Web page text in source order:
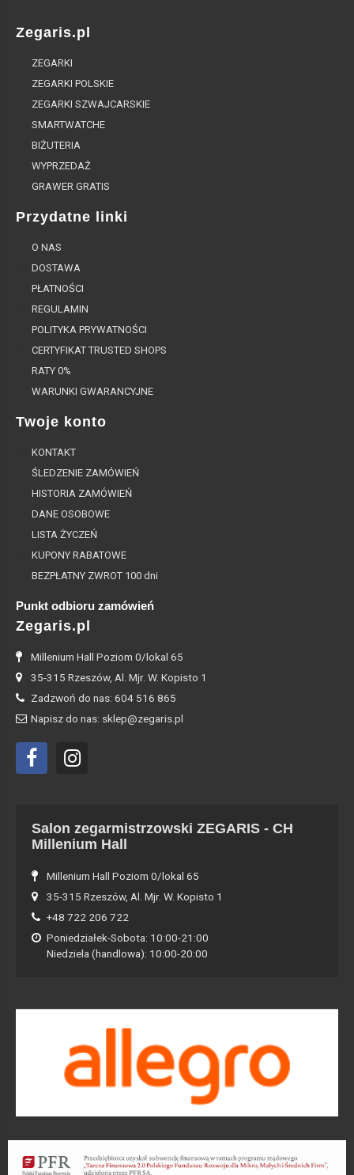
Zegaris.pl
ZEGARKI
ZEGARKI POLSKIE
ZEGARKI SZWAJCARSKIE
SMARTWATCHE
BIŻUTERIA
WYPRZEDAŻ
GRAWER GRATIS
Przydatne linki
O NAS
DOSTAWA
PŁATNOŚCI
REGULAMIN
POLITYKA PRYWATNOŚCI
CERTYFIKAT TRUSTED SHOPS
RATY 0%
WARUNKI GWARANCYJNE
Twoje konto
KONTAKT
ŚLEDZENIE ZAMÓWIEŃ
HISTORIA ZAMÓWIEŃ
DANE OSOBOWE
LISTA ŻYCZEŃ
KUPONY RABATOWE
BEZPŁATNY ZWROT 100 dni
Punkt odbioru zamówień
Zegaris.pl
Millenium Hall Poziom 0/lokal 65
35-315 Rzeszów, Al. Mjr. W. Kopisto 1
Zadzwoń do nas: 604 516 865
Napisz do nas: sklep@zegaris.pl
Salon zegarmistrzowski ZEGARIS - CH
Millenium Hall
Millenium Hall Poziom 0/lokal 65
35-315 Rzeszów, Al. Mjr. W. Kopisto 1
+48 722 206 722
Poniedziałek-Sobota: 10:00-21:00
Niedziela (handlowa): 10:00-20:00